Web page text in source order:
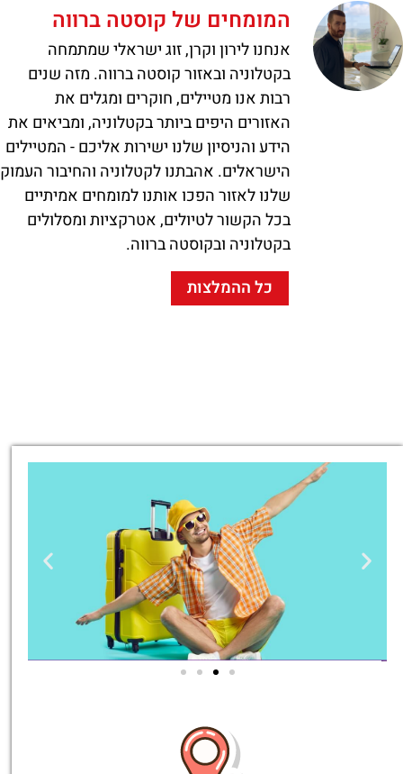
המומחים של קוסטה ברווה
אנחנו לירון וקרן, זוג ישראלי שמתמחה
בקטלוניה ובאזור קוסטה ברווה. מזה שנים
רבות אנו מטיילים, חוקרים ומגלים את
האזורים היפים ביותר בקטלוניה, ומביאים את
הידע והניסיון שלנו ישירות אליכם - המטיילים
הישראלים. אהבתנו לקטלוניה והחיבור העמוק
שלנו לאזור הפכו אותנו למומחים אמיתיים
בכל הקשור לטיולים, אטרקציות ומסלולים
בקטלוניה ובקוסטה ברווה.
כל ההמלצות